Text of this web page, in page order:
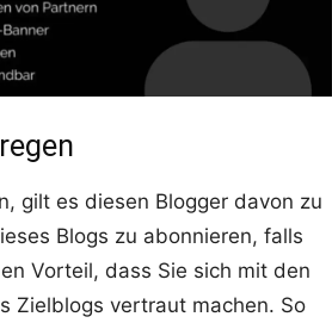
gilt es diesen Blogger davon zu
Blogs zu abonnieren, falls
Vorteil, dass Sie sich mit den
Zielblogs vertraut machen. So